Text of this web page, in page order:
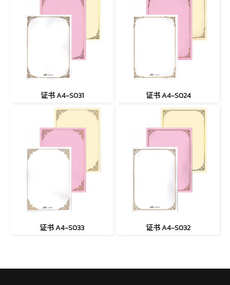
证书 A4-S031 证书 A4-S024
证书 A4-S033 证书 A4-S032